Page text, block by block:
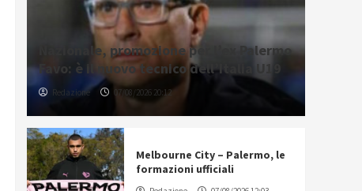
Nazionale, promozione per l’ex Palermo
Favo: è il nuovo tecnico dell’Italia U19
Redazione 07/08/2026 20:12
Melbourne City – Palermo, le
formazioni ufficiali